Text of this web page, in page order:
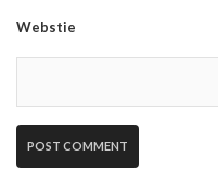
Webstie